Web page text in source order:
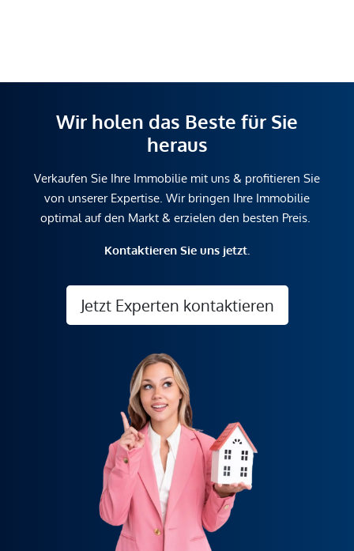
Wir holen das Beste für Sie
heraus
Verkaufen Sie Ihre Immobilie mit uns & profitieren Sie
von unserer Expertise. Wir bringen Ihre Immobilie
optimal auf den Markt & erzielen den besten Preis.
Kontaktieren Sie uns jetzt.
Jetzt Experten kontaktieren